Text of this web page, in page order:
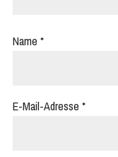
Name *
E-Mail-Adresse *